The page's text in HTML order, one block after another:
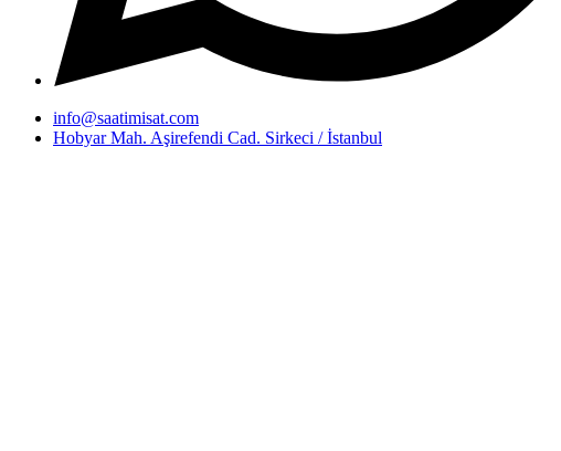
info@saatimisat.com
Hobyar Mah. Aşirefendi Cad. Sirkeci / İstanbul